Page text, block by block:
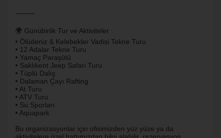
⸻
🌍 Günübirlik Tur ve Aktiviteler
• Ölüdeniz & Kelebekler Vadisi Tekne Turu
• 12 Adalar Tekne Turu
• Yamaç Paraşütü
• Saklıkent Jeep Safari Turu
• Tüplü Dalış
• Dalaman Çayı Rafting
• At Turu
• ATV Turu
• Su Sporları
• Aquapark
Bu organizasyonlar için ofisimizden yüz yüze ya da